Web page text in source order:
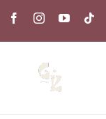
FacebookInstagramYouTube